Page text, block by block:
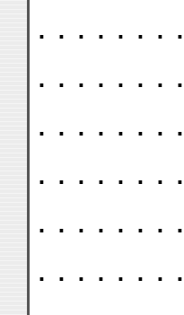
. . . . . . .
. . . . . . .
. . . . . . .
. . . . . . .
. . . . . . .
. . . . . . .